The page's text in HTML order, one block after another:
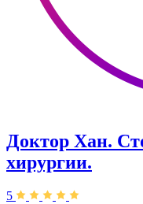
Доктор Хан.
хирургии.
5